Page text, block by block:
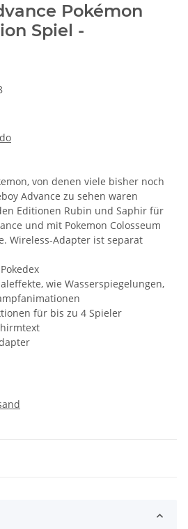
Pokémon
Spiel -
von denen viele bisher noch
Advance zu sehen waren
Editionen Rubin und Saphir für
und mit Pokemon Colosseum
Wireless-Adapter ist separat
wie Wasserspiegelungen,
für bis zu 4 Spieler